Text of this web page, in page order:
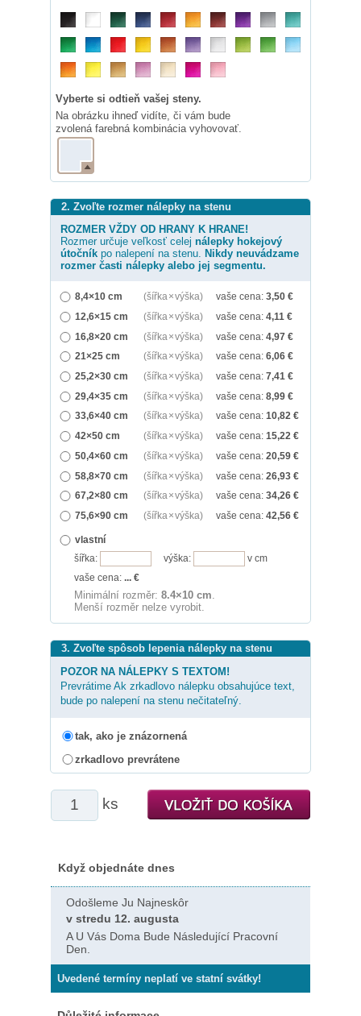
Vyberte si odtieň vašej steny.
Na obrázku ihneď vidíte, či vám bude
zvolená farebná kombinácia vyhovovať.
2. Zvoľte rozmer nálepky na stenu
ROZMER VŽDY OD HRANY K HRANE!
Rozmer určuje veľkosť celej nálepky hokejový
útočník po nalepení na stenu. Nikdy neuvádzame
rozmer časti nálepky alebo jej segmentu.
8,4×10 cm (šířka × výška) vaše cena: 3,50 €
12,6×15 cm
(šířka × výška) vaše cena: 4,11 €
16,8×20 cm
(šířka × výška) vaše cena: 4,97 €
21×25 cm
(šířka × výška) vaše cena: 6,06 €
25,2×30 cm
(šířka × výška) vaše cena: 7,41 €
29,4×35 cm
(šířka × výška) vaše cena: 8,99 €
33,6×40 cm
(šířka × výška) vaše cena: 10,82 €
42×50 cm
(šířka × výška) vaše cena: 15,22 €
50,4×60 cm
(šířka × výška) vaše cena: 20,59 €
58,8×70 cm
(šířka × výška) vaše cena: 26,93 €
67,2×80 cm
(šířka × výška) vaše cena: 34,26 €
75,6×90 cm
(šířka × výška) vaše cena: 42,56 €
vlastní
šířka:
výška:
v cm
vaše cena:
€
Minimální rozměr: 8.4×10 cm
Menší rozměr nelze vyrobit.
3. Zvoľte spôsob lepenia nálepky na stenu
POZOR NA NÁLEPKY S TEXTOM!
Prevrátime Ak zrkadlovo nálepku obsahujúce text,
bude po nalepení na stenu nečitateľný.
tak, ako je znázornená
zrkadlovo prevrátene
ks
Když objednáte dnes
Odošleme Ju Najneskôr
v stredu 12. augusta
A U Vás Doma Bude Následující Pracovní
Den.
Uvedené termíny neplatí ve statní svátky!